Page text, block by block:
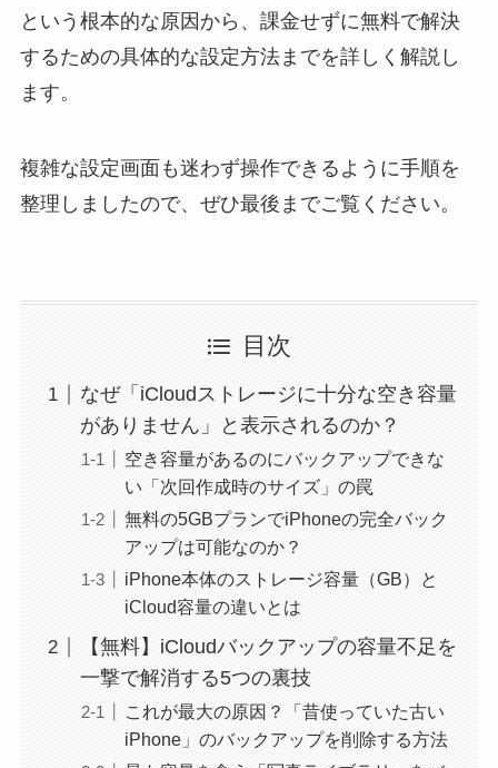
という根本的な原因から、課金せずに無料で解決
するための具体的な設定方法までを詳しく解説し
ます。
複雑な設定画面も迷わず操作できるように手順を
整理しましたので、ぜひ最後までご覧ください。
目次
なぜ「iCloudストレージに十分な空き容量
がありません」と表示されるのか？
空き容量があるのにバックアップできな
い「次回作成時のサイズ」の罠
無料の5GBプランでiPhoneの完全バック
アップは可能なのか？
iPhone本体のストレージ容量（GB）と
iCloud容量の違いとは
【無料】iCloudバックアップの容量不足を
一撃で解消する5つの裏技
これが最大の原因？「昔使っていた古い
iPhone」のバックアップを削除する方法